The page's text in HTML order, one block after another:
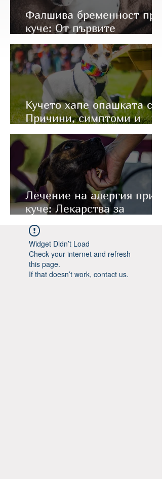
Фалшива бременност при
куче: От първите
симптоми до правилното
лечение
Кучето хапе опашката си:
Причини, симптоми и
какво да направите
Лечение на алергия при
куче: Лекарства за
имунотерапия (Apoquel и
Cytopoint)
Widget Didn’t Load
Check your internet and refresh
this page.
If that doesn’t work, contact us.